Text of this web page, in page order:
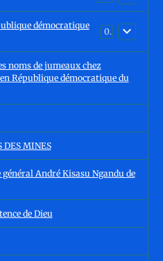
démocratique
0
noms de jumeaux chez
République démocratique du
DES MINES
André Kisasu Ngandu de
de Dieu